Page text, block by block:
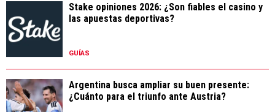
Stake opiniones 2026: ¿Son fiables el casino y
las apuestas deportivas?
GUÍAS
Argentina busca ampliar su buen presente:
¿Cuánto para el triunfo ante Austria?